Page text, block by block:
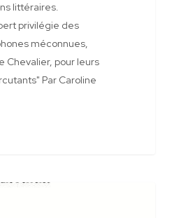
littéraires.
privilégie des
méconnues,
Chevalier, pour leurs
Par Caroline